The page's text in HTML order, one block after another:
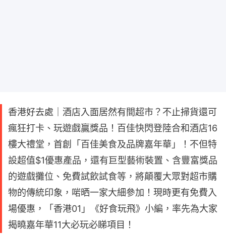
香港好去處｜酒店入面居然有間超市？不止掃貨還可
瘋狂打卡、玩遊戲贏獎品！百佳快閃登陸合和酒店16
樓大禮堂，首創「百佳美食及品牌嘉年華」！不但特
設超值$1優惠產品，還有巨型藝術裝置、含豐富獎品
的遊戲攤位、免費試飲試食等，將顛覆大眾對超市購
物的傳統印象，啱晒一家大細參加！現時更有免費入
場優惠，「香港01」《好食玩飛》小編，率先為大家
揭曉嘉年華11大必玩必睇項目！